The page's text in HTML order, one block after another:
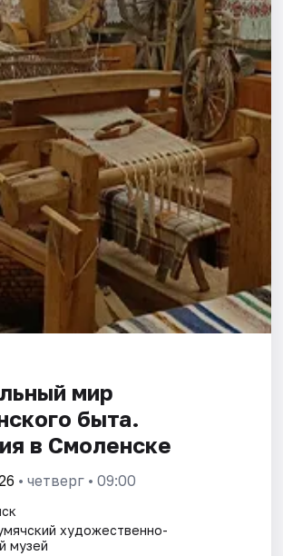
мир
быта.
в Смоленске
• четверг • 09:00
художественно-
музей